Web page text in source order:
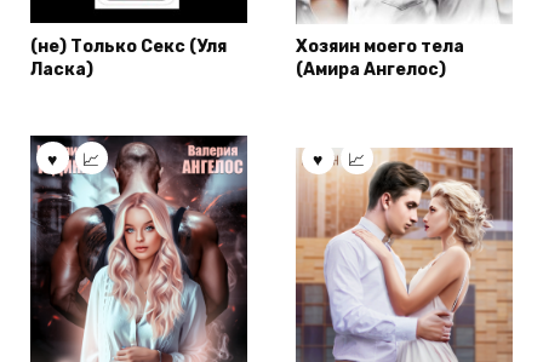
(не) Только Секс (Уля
Ласка)
Хозяин моего тела
(Амира Ангелос)